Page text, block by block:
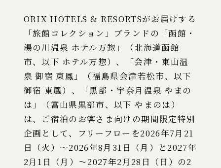
ORIX HOTELS & RESORTSがお届けする
「旅館コレクション」ブランドの「函館・
湯の川温泉 ホテル万惣」（北海道函館
市、以下 ホテル万惣）、「会津・東山温
泉 御宿 東鳳」（福島県会津若松市、以下
御宿 東鳳）、「黒部・宇奈月温泉 やまの
は」（富山県黒部市、以下 やまのは）
は、ご宿泊のお客さま向けの期間限定特別
企画として、フリーフローを2026年7月21
日（火）～2026年8月31日（月）と2027年
2月1日（月）～2027年2月28日（日）の2